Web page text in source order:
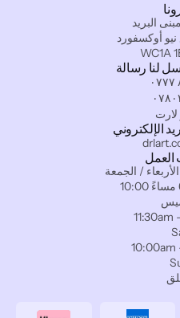
لنا رسالة
لارت
الإلكتروني
الأربعاء / الجمعة
11:30am
10:00am